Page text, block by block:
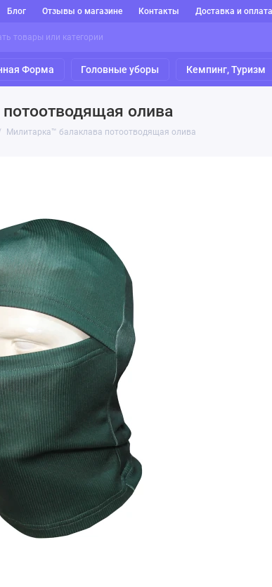
Блог Отзывы о магазине Контакты Доставка и оплата
Форма Головные уборы Кемпинг, Туризм
олива
Милитарка™ балаклава потоотводящая олива